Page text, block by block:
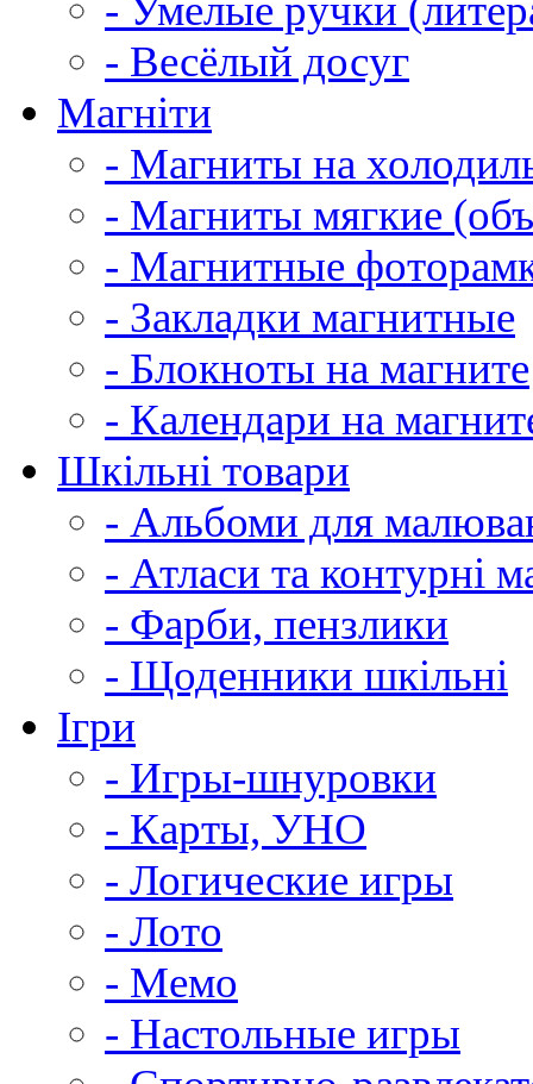
- Весёлый досуг
Магніти
- Магниты на
- Магниты мягкие
- Магнитные
- Закладки магнитные
- Блокноты на магните
- Календари на
Шкільні товари
- Альбоми для
- Атласи та контурні
- Фарби, пензлики
- Щоденники шкільні
Ігри
- Игры-шнуровки
- Карты, УНО
- Логические игры
- Лото
- Мемо
- Настольные игры